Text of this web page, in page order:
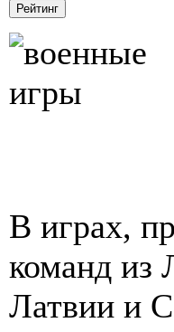
В играх,
команд из
Латвии и